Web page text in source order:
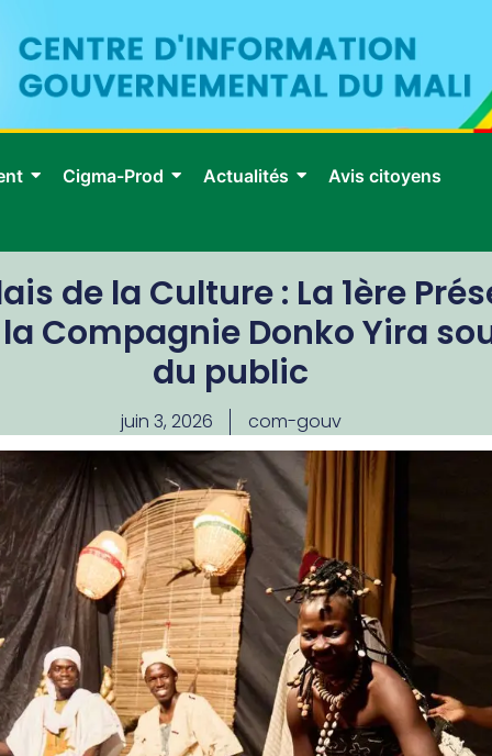
Cigma-Prod Actualités Avis citoyens
de la Culture : La 1ère
la Compagnie Donko Yira
du public
juin 3, 2026 com-gouv